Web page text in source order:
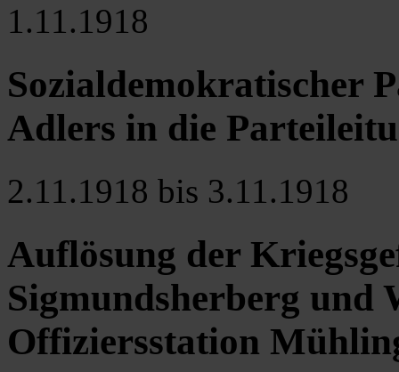
1.11.1918
Sozialdemokratischer
Adlers in die
2.11.1918 bis 3.11.1918
Auflösung der
Sigmundsherberg und
Offiziersstation